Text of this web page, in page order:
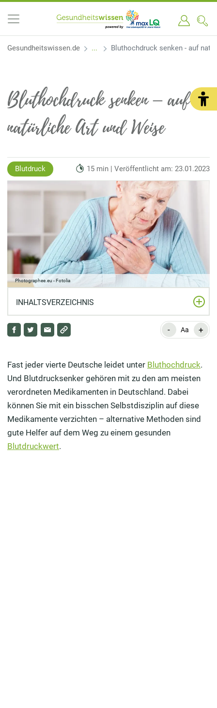
Gesundheitswissen.de Bluthochdruck senken - auf
Bluthochdruck senken – auf
natürliche Art und Weise
Blutdruck 15 min | Veröffentlicht am: 23.01.2023
Photographee.eu - Fotolia
INHALTSVERZEICHNIS
Was sind die Konsequenzen vom Bluthochdruck?
Wie senken Sie den Bluthochdruck?
Wie senken Sie ihren Blutdruck natürlich?
Mit Hydrotherapie gegen einen zu hohen Blutdruck
Welche Lebensmittel senken die Blutdruckwerte?
Bluthochdruck: Mit Heilpilzen hat Ihr Herz „gut lachen“
- Aa +
Fast jeder vierte Deutsche leidet unter Bluthochdruck.
Und Blutdrucksenker gehören mit zu den am meisten
verordneten Medikamenten in Deutschland. Dabei
können Sie mit ein bisschen Selbstdisziplin auf diese
Medikamente verzichten – alternative Methoden sind
gute Helfer auf dem Weg zu einem gesunden
Blutdruckwert.